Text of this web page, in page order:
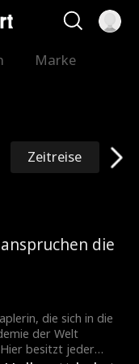
Marke
Zeitreise
die
die sich in die
der Welt
besitzt jeder